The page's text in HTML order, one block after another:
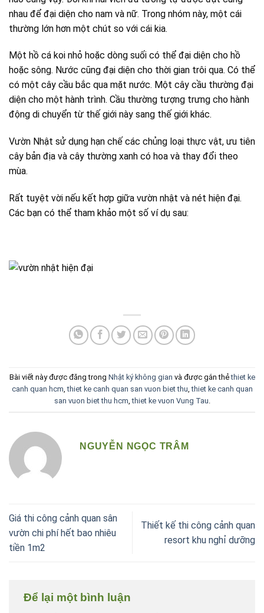
nhau để đại diện cho nam và nữ. Trong nhóm này, một cái
thường lớn hơn một chút so với cái kia.
Một hồ cá koi nhỏ hoặc dòng suối có thể đại diện cho hồ
hoặc sông. Nước cũng đại diện cho thời gian trôi qua. Có thể
có một cây cầu bắc qua mặt nước. Một cây cầu thường đại
diện cho một hành trình. Cầu thường tượng trưng cho hành
động di chuyển từ thế giới này sang thế giới khác.
Vườn Nhật sử dụng hạn chế các chủng loại thực vật, ưu tiên
cây bản địa và cây thường xanh có hoa và thay đổi theo
mùa.
Rất tuyệt vời nếu kết hợp giữa vườn nhật và nét hiện đại.
Các bạn có thể tham khảo một số ví dụ sau:
Bài viết này được đăng trong Nhật ký không gian và được gắn thẻthiet ke
canh quan hcm ,thiet ke canh quan san vuon biet thu ,thiet ke canh quan
san vuon biet thu hcm ,thiet ke vuon Vung Tau
NGUYỄN NGỌC TRÂM
Giá thi công cảnh quan sân
vườn chi phí hết bao nhiêu
tiền 1m2
Thiết kế thi công cảnh quan
resort khu nghỉ dưỡng
Để lại một bình luận